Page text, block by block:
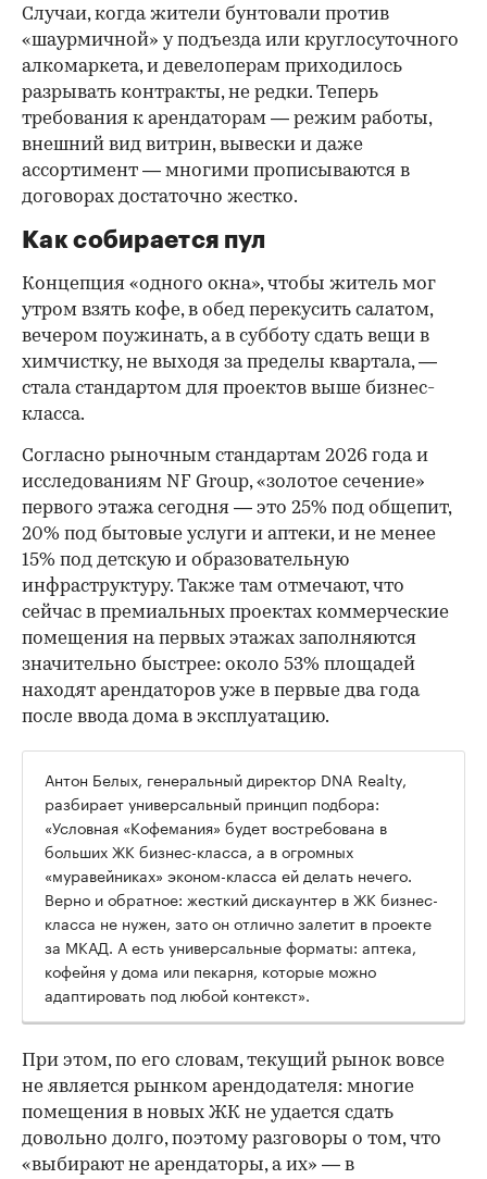
Случаи, когда жители бунтовали против
«шаурмичной» у подъезда или круглосуточного
алкомаркета, и девелоперам приходилось
разрывать контракты, не редки. Теперь
требования к арендаторам — режим работы,
внешний вид витрин, вывески и даже
ассортимент — многими прописываются в
договорах достаточно жестко.
Как собирается пул
Концепция «одного окна», чтобы житель мог
утром взять кофе, в обед перекусить салатом,
вечером поужинать, а в субботу сдать вещи в
химчистку, не выходя за пределы квартала, —
стала стандартом для проектов выше бизнес-
класса.
Согласно рыночным стандартам 2026 года и
исследованиям NF Group, «золотое сечение»
первого этажа сегодня — это 25% под общепит,
20% под бытовые услуги и аптеки, и не менее
15% под детскую и образовательную
инфраструктуру. Также там отмечают, что
сейчас в премиальных проектах коммерческие
помещения на первых этажах заполняются
значительно быстрее: около 53% площадей
находят арендаторов уже в первые два года
после ввода дома в эксплуатацию.
Антон Белых, генеральный директор DNA Realty,
разбирает универсальный принцип подбора:
«Условная «Кофемания» будет востребована в
больших ЖК бизнес-класса, а в огромных
«муравейниках» эконом-класса ей делать нечего.
Верно и обратное: жесткий дискаунтер в ЖК бизнес-
класса не нужен, зато он отлично залетит в проекте
за МКАД. А есть универсальные форматы: аптека,
кофейня у дома или пекарня, которые можно
адаптировать под любой контекст».
При этом, по его словам, текущий рынок вовсе
не является рынком арендодателя: многие
помещения в новых ЖК не удается сдать
довольно долго, поэтому разговоры о том, что
«выбирают не арендаторы, а их» — в